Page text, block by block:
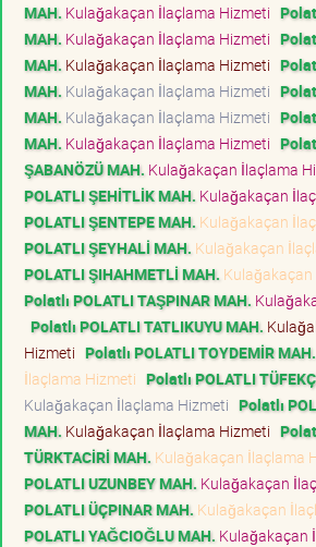
MAH. Kulağakaçan İlaçlama Hizmeti
MAH. Kulağakaçan İlaçlama Hizmeti
MAH. Kulağakaçan İlaçlama Hizmeti
MAH. Kulağakaçan İlaçlama Hizmeti
MAH. Kulağakaçan İlaçlama Hizmeti
MAH. Kulağakaçan İlaçlama Hizmeti
ŞABANÖZÜ MAH. Kulağakaçan İlaçlama
POLATLI ŞEHİTLİK MAH. Kulağakaçan
POLATLI ŞENTEPE MAH. Kulağakaçan
POLATLI ŞEYHALİ MAH. Kulağakaçan
POLATLI ŞIHAHMETLİ MAH.
Polatlı POLATLI TAŞPINAR MAH.
Polatlı POLATLI TATLIKUYU MAH.
Hizmeti Polatlı POLATLI TOYDEMİR MAH.
İlaçlama Hizmeti Polatlı POLATLI
Kulağakaçan İlaçlama Hizmeti Polatlı
MAH. Kulağakaçan İlaçlama Hizmeti
TÜRKTACİRİ MAH. Kulağakaçan İlaçlama
POLATLI UZUNBEY MAH. Kulağakaçan
POLATLI ÜÇPINAR MAH. Kulağakaçan
POLATLI YAĞCIOĞLU MAH. Kulağakaçan